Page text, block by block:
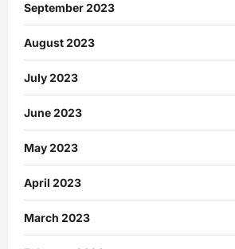
September 2023
August 2023
July 2023
June 2023
May 2023
April 2023
March 2023